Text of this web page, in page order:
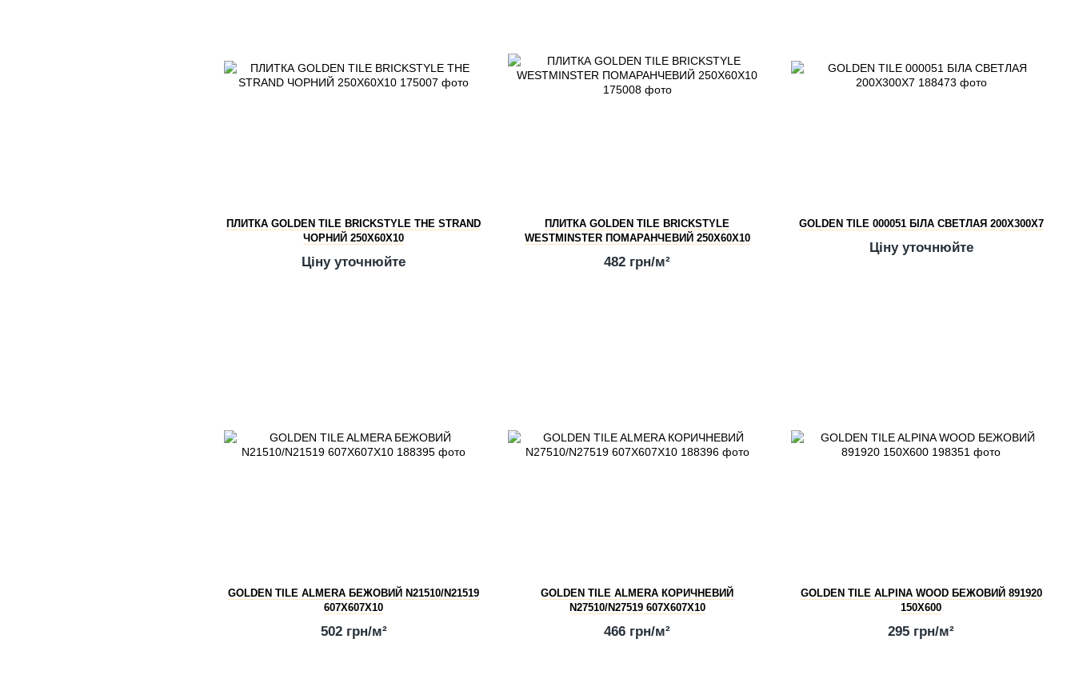
ПЛИТКА GOLDEN TILE BRICKSTYLE THE STRAND
ЧОРНИЙ 250Х60Х10
Ціну уточнюйте
ПЛИТКА GOLDEN TILE BRICKSTYLE
WESTMINSTER ПОМАРАНЧЕВИЙ 250Х60Х10
482 грн/м²
GOLDEN TILE 000051 БІЛА СВЕТЛАЯ 200X300X7
Ціну уточнюйте
GOLDEN TILE ALMERA БЕЖОВИЙ N21510/N21519
607X607X10
502 грн/м²
GOLDEN TILE ALMERA КОРИЧНЕВИЙ
N27510/N27519 607X607X10
466 грн/м²
GOLDEN TILE ALPINA WOOD БЕЖОВИЙ 891920
150X600
295 грн/м²